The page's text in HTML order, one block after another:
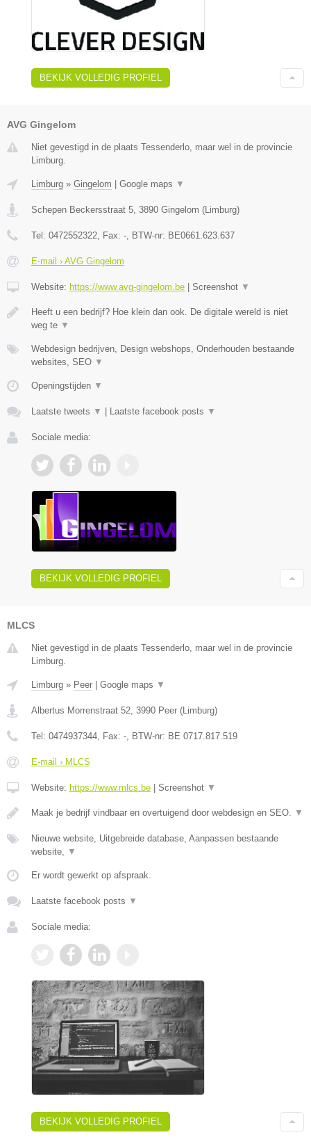
BEKIJK VOLLEDIG PROFIEL
AVG Gingelom
Niet gevestigd in de plaats Tessenderlo, maar wel in de provincie
Limburg.
Limburg » Gingelom Google maps ▼
Schepen Beckersstraat 5, 3890 Gingelom (Limburg)
Tel: 0472552322, Fax: -, BTW-nr: BE0661.623.637
E-mail › AVG Gingelom
Website: https://www.avg-gingelom.be Screenshot ▼
Heeft u een bedrijf? Hoe klein dan ook. De digitale wereld is niet
weg te ▼
Webdesign bedrijven, Design webshops, Onderhouden bestaande
websites, SEO ▼
Openingstijden ▼
Laatste tweets ▼ Laatste facebook posts ▼
Sociale media:
BEKIJK VOLLEDIG PROFIEL
MLCS
Niet gevestigd in de plaats Tessenderlo, maar wel in de provincie
Limburg.
Limburg » Peer | Google maps ▼
Albertus Morrenstraat 52 3990 Peer (Limburg)
Tel: 0474937344 , Fax: - , BTW-nr: BE 0717.817.519
E-mail › MLCS
Website: https://www.mlcs.be | Screenshot ▼
Maak je bedrijf vindbaar en overtuigend door webdesign en SEO. ▼
Nieuwe website, Uitgebreide database, Aanpassen bestaande
website,
▼
Er wordt gewerkt op afspraak.
Laatste facebook posts ▼
Sociale media:
BEKIJK VOLLEDIG PROFIEL